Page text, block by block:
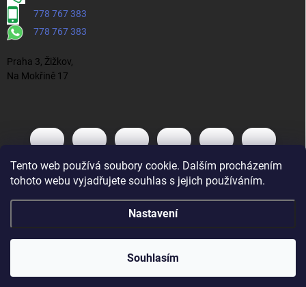
Tento web používá soubory cookie. Dalším procházením
tohoto webu vyjadřujete souhlas s jejich používáním.
Nastavení
Souhlasím
778 767 383
778 767 383
Praha 3, Žižkov,
Na Mokřině 17